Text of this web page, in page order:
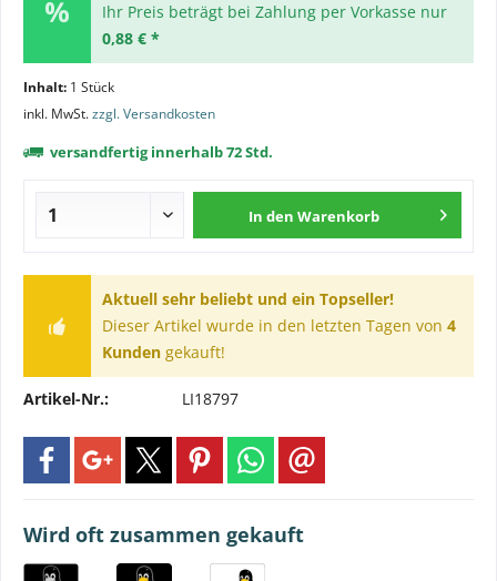
Ihr Preis beträgt bei Zahlung per Vorkasse nur
0,88 € *
Inhalt: 1 Stück
inkl. MwSt.zzgl. Versandkosten
versandfertig innerhalb 72 Std.
In den Warenkorb
Aktuell sehr beliebt und ein Topseller!
Dieser Artikel wurde in den letzten Tagen von 4
Kundengekauft!
Artikel-Nr.: LI18797
Wird oft zusammen gekauft